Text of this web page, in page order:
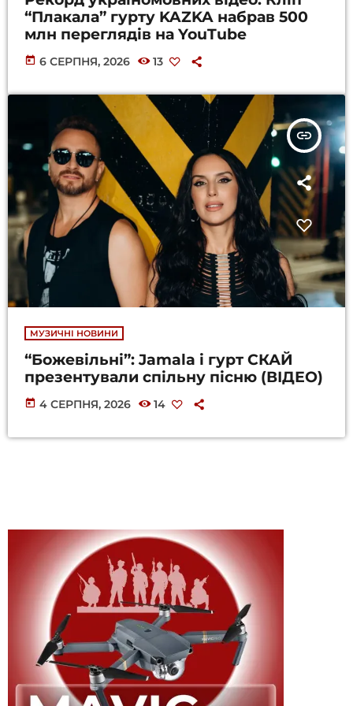
“Плакала” гурту KAZKA набрав 500
млн переглядів на YouTube
today 6 СЕРПНЯ, 2026 13
insert_link
МУЗИЧНІ НОВИНИ
“Божевільні”: Jamala і гурт СКАЙ
презентували спільну пісню (ВІДЕО)
today 4 СЕРПНЯ, 2026 14